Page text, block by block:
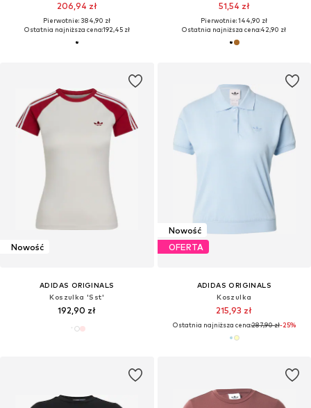
206,94 zł
Pierwotnie: 384,90 zł
Ostatnia najniższa cena:192,45 zł
51,54 zł
Pierwotnie: 144,90 zł
Ostatnia najniższa cena:42,90 zł
Nowość
ADIDAS ORIGINALS
Koszulka 'Sst'
192,90 zł
Nowość
OFERTA
ADIDAS ORIGINALS
Koszulka
215,93 zł
Ostatnia najniższa cena:287,90 zł-25%